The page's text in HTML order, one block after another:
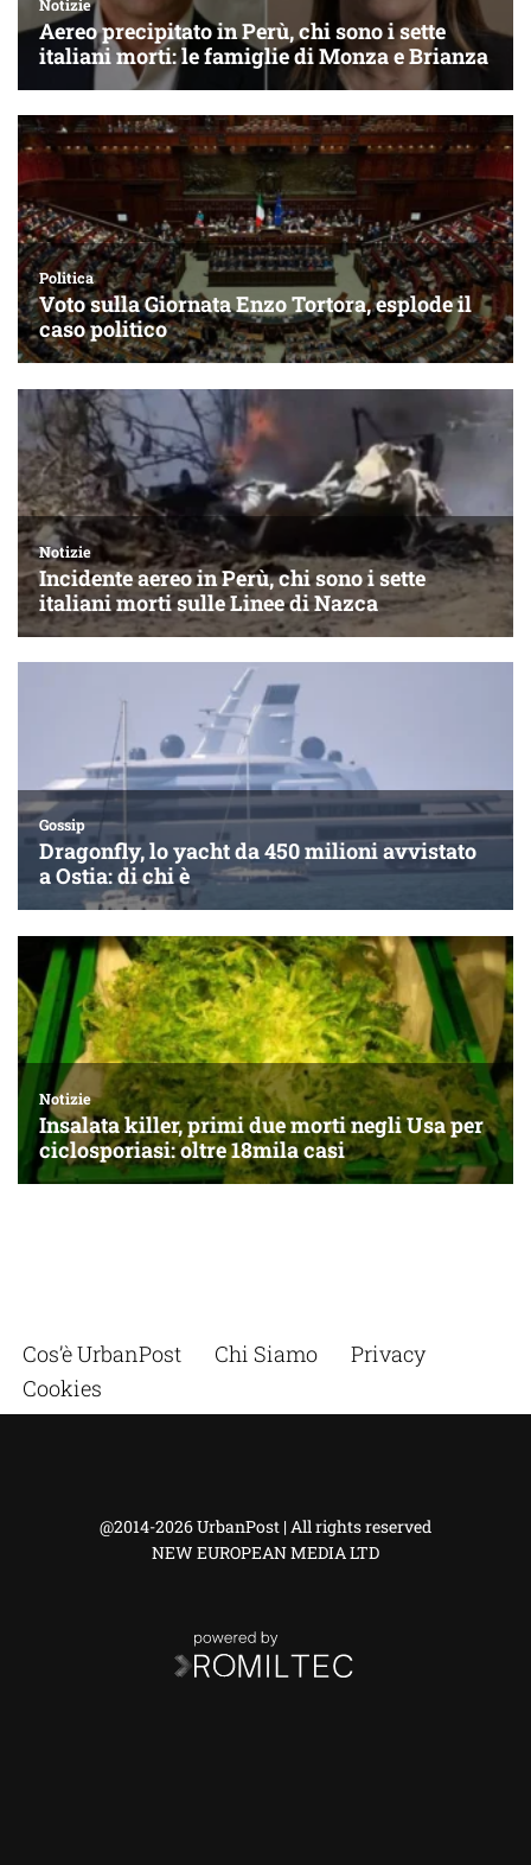
Cos’è UrbanPost Chi Siamo
Privacy
Cookies
@2014-2026 UrbanPost | All rights reserved
NEW EUROPEAN MEDIA LTD